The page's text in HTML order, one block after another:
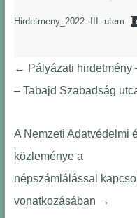
Hirdetmeny_2022.-III.-utem
← Pályázati hirdetmény
– Tabajd Szabadság
A Nemzeti Adatvédelmi
közleménye a
népszámlálással
vonatkozásában →